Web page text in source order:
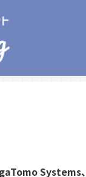
Systems